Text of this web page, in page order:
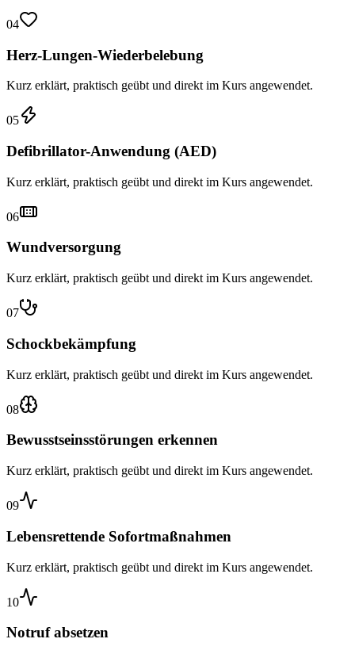
04
Herz-Lungen-Wiederbelebung
Kurz erklärt, praktisch geübt und direkt im Kurs angewendet.
05
Defibrillator-Anwendung (AED)
Kurz erklärt, praktisch geübt und direkt im Kurs angewendet.
06
Wundversorgung
Kurz erklärt, praktisch geübt und direkt im Kurs angewendet.
07
Schockbekämpfung
Kurz erklärt, praktisch geübt und direkt im Kurs angewendet.
08
Bewusstseinsstörungen erkennen
Kurz erklärt, praktisch geübt und direkt im Kurs angewendet.
09
Lebensrettende Sofortmaßnahmen
Kurz erklärt, praktisch geübt und direkt im Kurs angewendet.
10
Notruf absetzen